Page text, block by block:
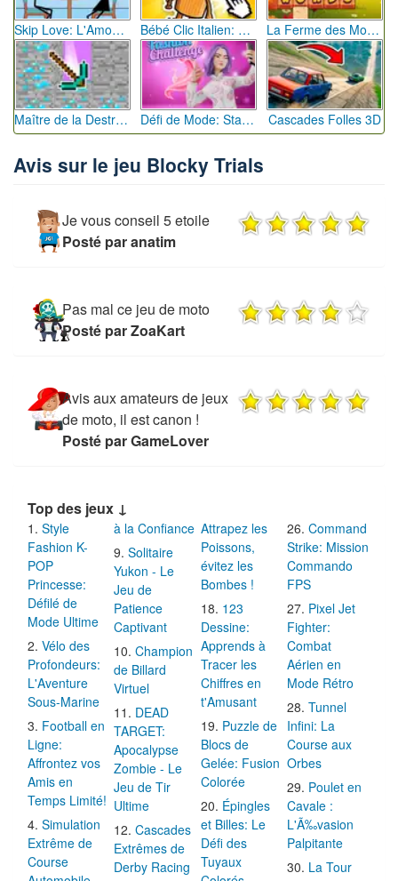
Skip Love: L'Amour en Péril Bébé Clic Italien: La Folie des Petits Bambins La Ferme des Mots - Cultivez votre Vocabulaire
Maître de la Destruction: Fusion de Pioches Défi de Mode: Star du Podium Cascades Folles 3D
Avis sur le jeu Blocky Trials
Je vous conseil 5 etoile
Posté par anatim
Pas mal ce jeu de moto
Posté par ZoaKart
Avis aux amateurs de jeux
de moto, il est canon !
Posté par GameLover
Top des jeux ↓
Style
Fashion K-
POP
Princesse:
Défilé de
Mode Ultime
Vélo des
Profondeurs:
L'Aventure
Sous-Marine
Football en
Ligne:
Affrontez vos
Amis en
Temps Limité!
Simulation
Extrême de
Course
à la Confiance
Solitaire
Yukon - Le
Jeu de
Patience
Captivant
Champion
de Billard
Virtuel
DEAD
TARGET:
Apocalypse
Zombie - Le
Jeu de Tir
Ultime
Cascades
Extrêmes de
Derby Racing
Attrapez les
Poissons,
évitez les
Bombes !
123
Dessine:
Apprends à
Tracer les
Chiffres en
t'Amusant
Puzzle de
Blocs de
Gelée: Fusion
Colorée
Épingles
et Billes: Le
Défi des
Tuyaux
Command
Strike: Mission
Commando
FPS
Pixel Jet
Fighter:
Combat
Aérien en
Mode Rétro
Tunnel
Infini: La
Course aux
Orbes
Poulet en
Cavale :
L'Ã‰vasion
Palpitante
La Tour